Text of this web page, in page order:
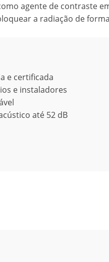
agente de contraste
a radiação de
e certificada
e instaladores
até 52 dB